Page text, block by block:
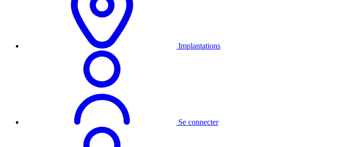
Implantations
Se connecter